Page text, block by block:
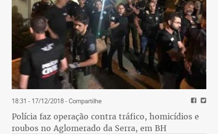
18:31 - 17/12/2018- Compartilhe
Polícia faz operação contra tráfico, homicídios e
roubos no Aglomerado da Serra, em BH